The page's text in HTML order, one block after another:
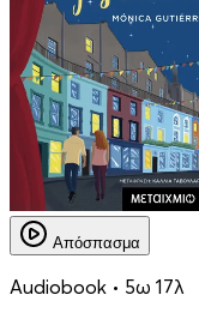
Απόσπασμα
Audiobook • 5ω 17λ